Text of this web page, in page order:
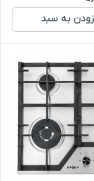
به سبد